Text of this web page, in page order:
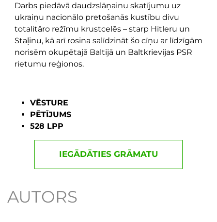
Darbs piedāvā daudzslāņainu skatījumu uz
ukraiņu nacionālo pretošanās kustību divu
totalitāro režīmu krustcelēs – starp Hitleru un
Staļinu, kā arī rosina salīdzināt šo cīņu ar līdzīgām
norisēm okupētajā Baltijā un Baltkrievijas PSR
rietumu reģionos.
VĒSTURE
PĒTĪJUMS
528 LPP
IEGĀDĀTIES GRĀMATU
AUTORS